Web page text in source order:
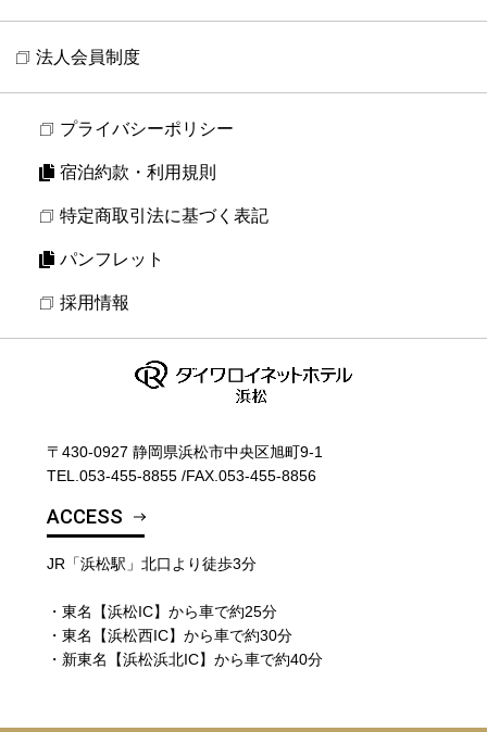
法人会員制度
プライバシーポリシー
宿泊約款・利用規則
特定商取引法に基づく表記
パンフレット
採用情報
〒430-0927 静岡県浜松市中央区旭町9-1
TEL. 053-455-8855 /FAX.053-455-8856
ACCESS
JR「浜松駅」北口より徒歩3分
・東名【浜松IC】から車で約25分
・東名【浜松西IC】から車で約30分
・新東名【浜松浜北IC】から車で約40分